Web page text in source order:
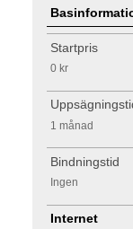
Startpris
0 kr
1 månad
Bindningstid
Ingen
Internet